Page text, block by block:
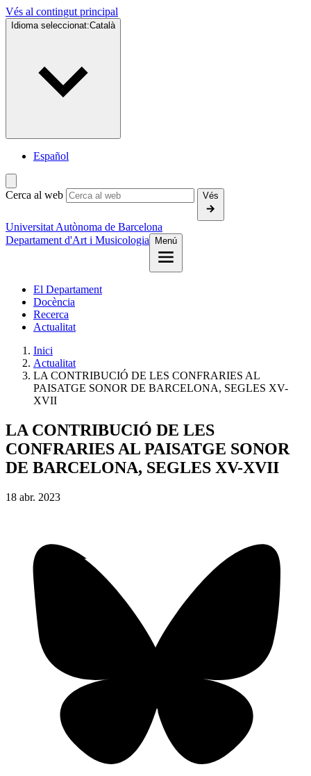
Vés al contingut principal
Idioma seleccionat:Català
Español
Cerca al web Vés
Universitat Autònoma de Barcelona
Departament d'Art i Musicologia
Menú
El Departament
Docència
Recerca
Actualitat
Inici
Actualitat
LA CONTRIBUCIÓ DE LES CONFRARIES AL
PAISATGE SONOR DE BARCELONA, SEGLES XV-
XVII
LA CONTRIBUCIÓ DE LES
CONFRARIES AL PAISATGE SONOR
DE BARCELONA, SEGLES XV-XVII
18 abr. 2023